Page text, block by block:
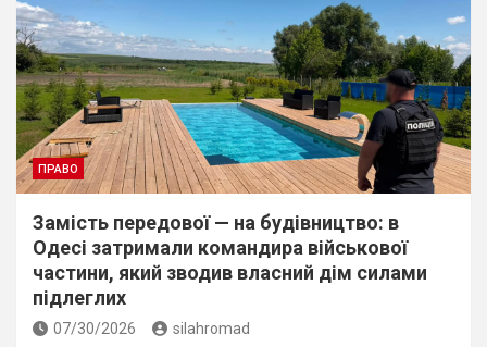
ПРАВО
Замість передової — на будівництво: в
Одесі затримали командира військової
частини, який зводив власний дім силами
підлеглих
07/30/2026 silahromad